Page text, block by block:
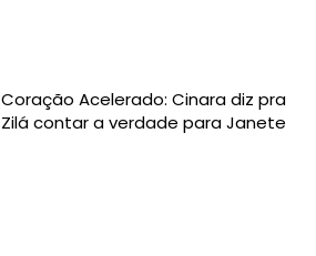
Coração Acelerado: Cinara diz pra
Zilá contar a verdade para Janete